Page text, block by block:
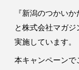
『新潟のつかい
と株式会社マガジ
実施しています。
本キャンペーンで